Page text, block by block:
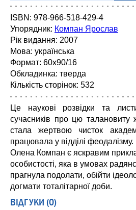
ISBN: 978-966-518-429-4
Упорядник: Компан Ярослав
Рік видання: 2007
Мова: українська
Формат: 60x90/16
Обкладинка: тверда
Кількість сторінок: 532
Це наукові розвідки та
сучасників про цю талановиту
стала жертвою чисток
працювала у відділі феодалізму.
Олена Компан є яскравим
особистості, яка в умовах
прагнула подолати, обійти
догмати тоталітарної доби.
ВІДГУКИ (0)